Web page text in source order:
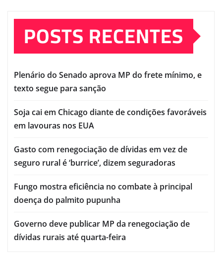
POSTS RECENTES
Plenário do Senado aprova MP do frete mínimo, e
texto segue para sanção
Soja cai em Chicago diante de condições favoráveis
em lavouras nos EUA
Gasto com renegociação de dívidas em vez de
seguro rural é ‘burrice’, dizem seguradoras
Fungo mostra eficiência no combate à principal
doença do palmito pupunha
Governo deve publicar MP da renegociação de
dívidas rurais até quarta-feira